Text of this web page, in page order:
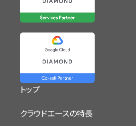
トップ
クラウドエースの特長